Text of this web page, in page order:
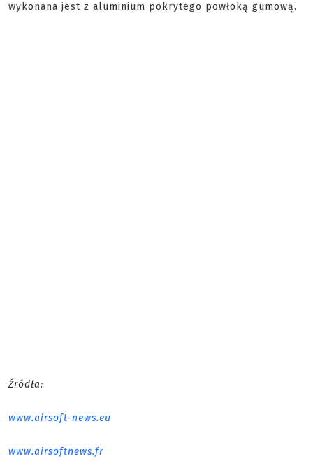
wykonana jest z aluminium pokrytego powłoką gumową.
Źródła:
www.airsoft-news.eu
www.airsoftnews.fr